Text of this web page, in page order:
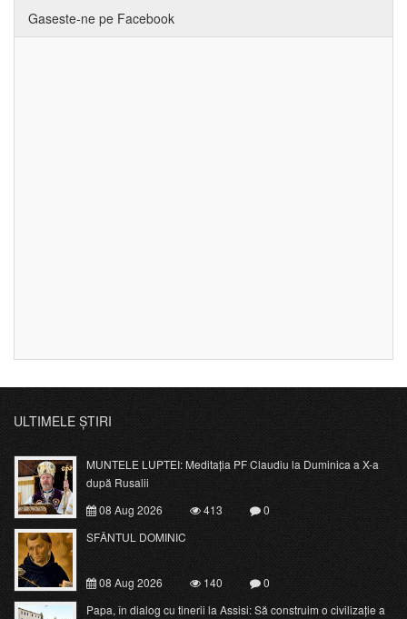
Gaseste-ne pe Facebook
ULTIMELE ȘTIRI
MUNTELE LUPTEI: Meditația PF Claudiu la Duminica a X-a
după Rusalii
08 Aug 2026
413
0
SFÂNTUL DOMINIC
08 Aug 2026 140
0
Papa, în dialog cu tinerii la Assisi: Să construim o civilizație a